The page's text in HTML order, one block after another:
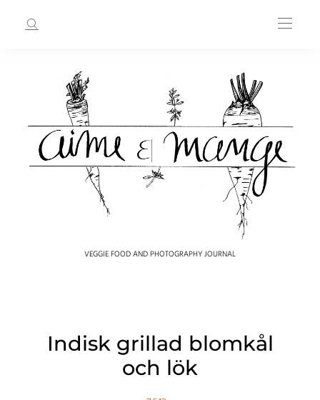
VEGGIE FOOD AND PHOTOGRAPHY JOURNAL
Indisk grillad blomkål
och lök